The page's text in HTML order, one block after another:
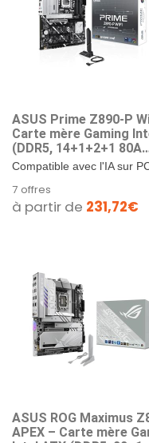
ASUS Prime Z890-P
Carte mère Gaming
(DDR5, 14+1+2+1 80A
DrMOS, PCIe 5.0,
4 USB Type-C, Wi-FI 7,
Antenna, Aura Sync
Compatible avec l'IA sur
l'informatique de l'IA, avec
7 offres
à partir de 231,72€
ASUS ROG Maximus
APEX – Carte mère